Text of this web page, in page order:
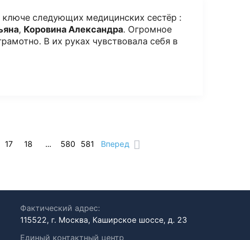
следующих медицинских сестёр :
, Коровина Александра. Огромное
В их руках чувствовала себя в
17 18 ... 580 581 Вперед
Фактический адрес:
115522, г. Москва, Каширское шоссе, д. 23
Единый контактный центр